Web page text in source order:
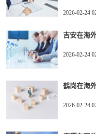
2026-02-24
吉安在海
2026-02-24
鹤岗在海
2026-02-24